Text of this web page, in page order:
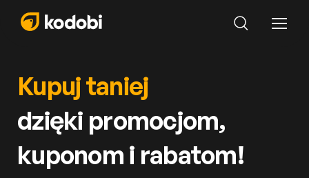
Kupuj taniej
dzięki promocjom,
kuponom i rabatom!